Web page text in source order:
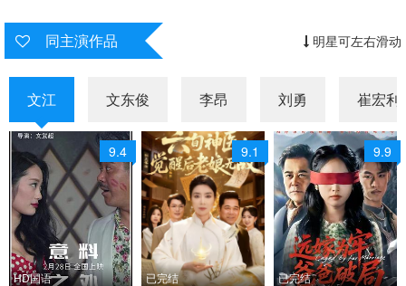
同主演作品 明星可左右滑动
文江 文东俊 李昂 刘勇 崔宏利
9.4
HD国语
9.1
已完结
9.9
已完结